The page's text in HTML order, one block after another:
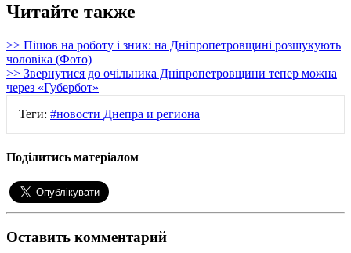
Читайте также
>> Пішов на роботу і зник: на Дніпропетровщині розшукують
чоловіка (Фото)
>> Звернутися до очільника Дніпропетровщини тепер можна
через «Губербот»
Теги: #новости Днепра и региона
Поділитись матеріалом
Оставить комментарий